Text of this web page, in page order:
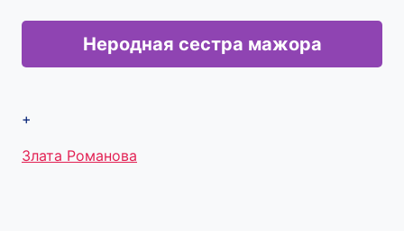
Неродная сестра мажора
+
Метки
Злата Романова